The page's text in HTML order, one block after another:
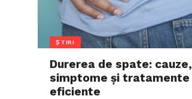
ȘTIRI
Durerea de spate: cauze,
simptome și tratamente
eficiente